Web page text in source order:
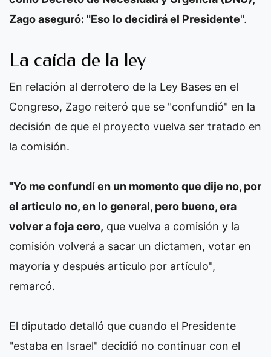
Zago aseguró: "Eso lo decidirá el Presidente".
La caída de la ley
En relación al derrotero de la Ley Bases en el
Congreso, Zago reiteró que se "confundió" en la
decisión de que el proyecto vuelva ser tratado en
la comisión.
"Yo me confundí en un momento que dije no, por
el articulo no, en lo general, pero bueno, era
volver a foja cero, que vuelva a comisión y la
comisión volverá a sacar un dictamen, votar en
mayoría y después articulo por artículo",
remarcó.
El diputado detalló que cuando el Presidente
"estaba en Israel" decidió no continuar con el